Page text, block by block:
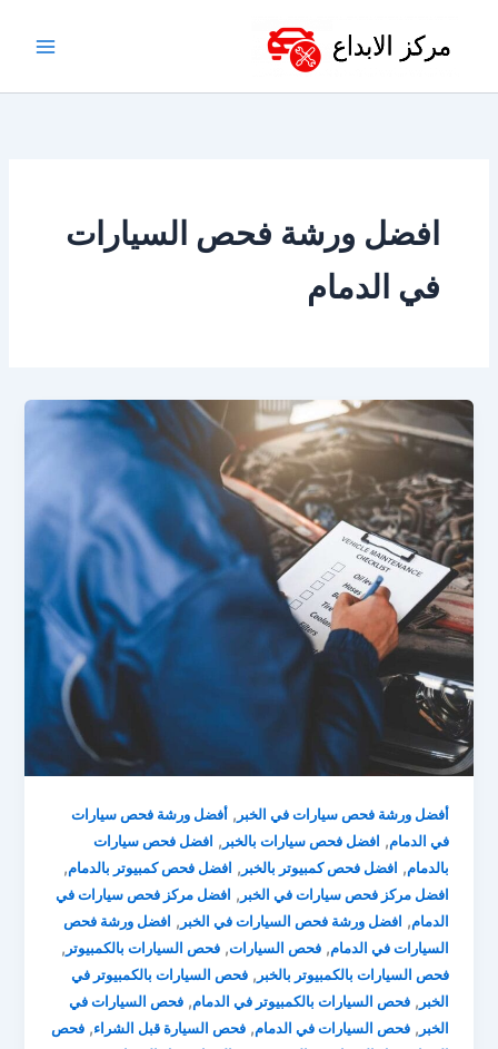
افضل ورشة فحص السيارات
في الدمام
أفضل ورشة فحص سيارات في الخبر ,أفضل ورشة فحص سيارات
في الدمام, افضل فحص سيارات بالخبر , افضل فحص سيارات
بالدمام, افضل فحص كمبيوتر بالخبر , افضل فحص كمبيوتر بالدمام,
افضل مركز فحص سيارات في الخبر , افضل مركز فحص سيارات في
الدمام, افضل ورشة فحص السيارات في الخبر , افضل ورشة فحص
السيارات في الدمام,فحص السيارات,فحص السيارات بالكمبيوتر ,
فحص السيارات بالكمبيوتر بالخبر ,فحص السيارات بالكمبيوتر في
الخبر ,فحص السيارات بالكمبيوتر في الدمام,فحص السيارات في
الخبر ,فحص السيارات في الدمام,فحص السيارة قبل الشراء,فحص